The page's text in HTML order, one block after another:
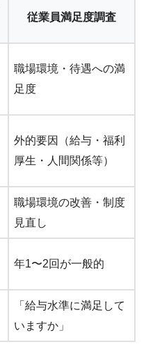
従業員満足度調査
職場環境・待遇への満
足度
外的要因（給与・福利
厚生・人間関係等）
職場環境の改善・制度
見直し
年1〜2回が一般的
「給与水準に満足して
いますか」